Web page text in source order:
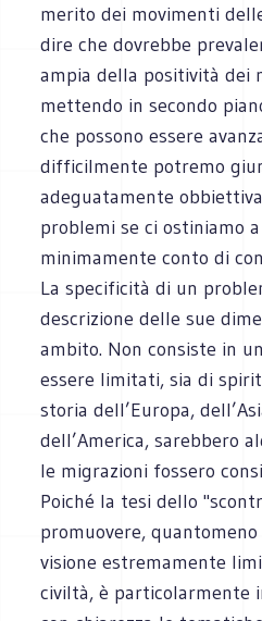
merito dei movimenti
dire che dovrebbe
ampia della positività dei
mettendo in secondo
che possono essere
difficilmente potremo
adeguatamente
problemi se ci ostiniamo
minimamente conto di
La specificità di un
descrizione delle sue
ambito. Non consiste in
essere limitati, sia di
storia dell’Europa,
dell’America, sarebbero
le migrazioni fossero
Poiché la tesi dello
promuovere,
visione estremamente
civiltà, è particolarmente